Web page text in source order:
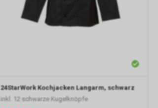
24StarWork Kochjacken Langarm, schwarz
inkl. 12 schwarze Kugelknöpfe